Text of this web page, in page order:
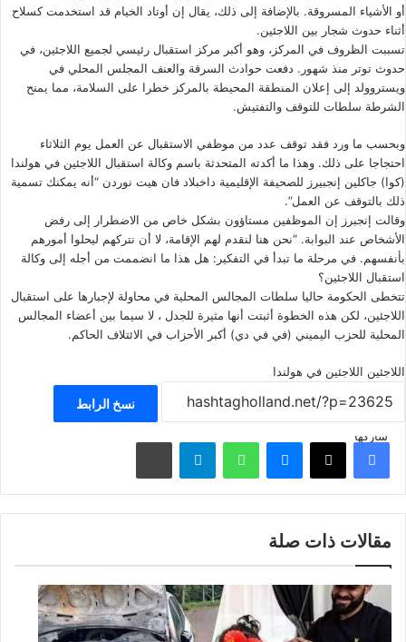
أو الأشياء المسروقة. بالإضافة إلى ذلك، يقال إن أوتاد الخيام قد استخدمت كسلاح
أثناء حدوث شجار بين اللاجئين.
تسببت الظروف في المركز، وهو أكبر مركز استقبال رئيسي لجميع اللاجئين، في
حدوث توتر منذ شهور. دفعت حوادث السرقة والعنف المجلس المحلي في
ويستروولد إلى إعلان المنطقة المحيطة بالمركز خطرا على السلامة، مما يمنح
الشرطة سلطات للتوقف والتفتيش.
وبحسب ما ورد فقد توقف عدد من موظفي الاستقبال عن العمل يوم الثلاثاء
احتجاجا على ذلك. وهذا ما أكدته المتحدثة باسم وكالة استقبال اللاجئين في هولندا
(كوا) جاكلين إنجبيرز للصحيفة الإقليمية داخبلاد فان هيت نوردن “أنه يمكنك تسمية
ذلك بالتوقف عن العمل”.
وقالت إنجبرز إن الموظفين مستاؤون بشكل خاص من الاضطرار إلى رفض
الأشخاص عند البوابة. “نحن هنا لنقدم لهم الإقامة، لا أن نتركهم ليحلوا أمورهم
بأنفسهم. في مرحلة ما تبدأ في التفكير: هل هذا ما انضممت من أجله إلى وكالة
استقبال اللاجئين؟
تتخطى الحكومة حاليا سلطات المجالس المحلية في محاولة لإجبارها على استقبال
اللاجئين، لكن هذه الخطوة أثبتت أنها مثيرة للجدل ، لا سيما بين أعضاء المجالس
المحلية للحزب اليميني (في في دي) أكبر الأحزاب في الائتلاف الحاكم.
اللاجئين اللاجئين في هولندا
نسخ الرابط
شاركهافيسبوك ‫X ماسنجر واتساب تيلقرام مشاركة عبر البريد
مقالات ذات صلة